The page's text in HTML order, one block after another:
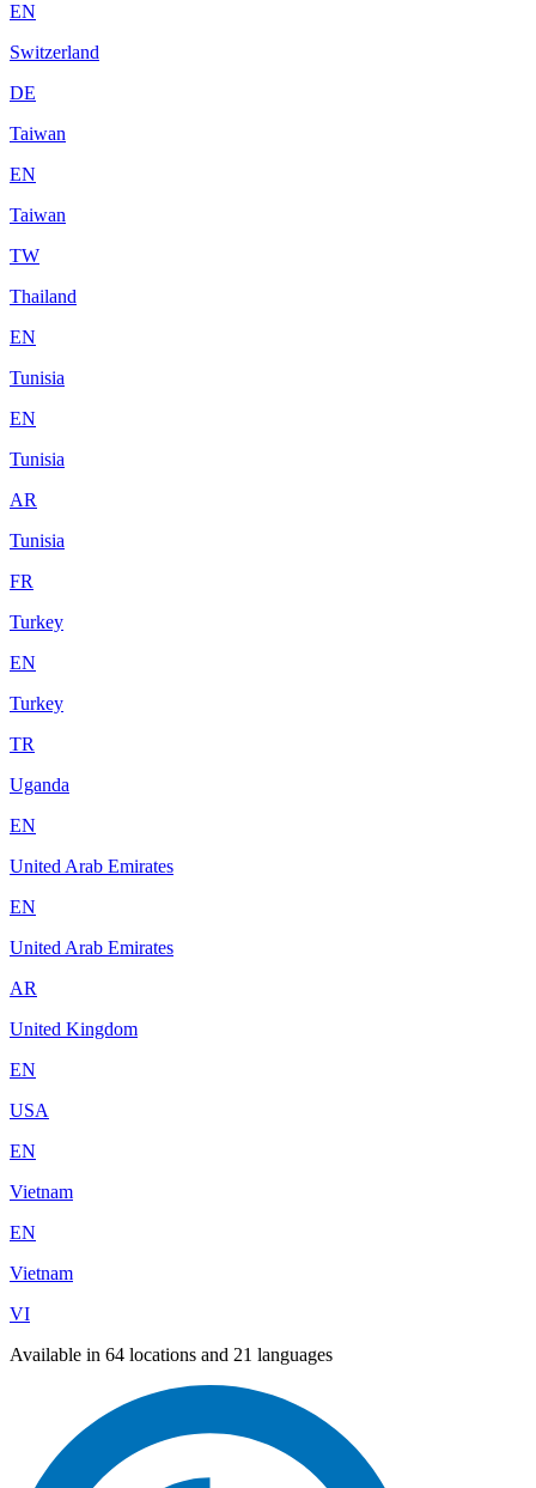
EN
Switzerland
DE
Taiwan
EN
Taiwan
TW
Thailand
EN
Tunisia
EN
Tunisia
AR
Tunisia
FR
Turkey
EN
Turkey
TR
Uganda
EN
United Arab Emirates
EN
United Arab Emirates
AR
United Kingdom
EN
USA
EN
Vietnam
EN
Vietnam
VI
Available in 64 locations and 21 languages